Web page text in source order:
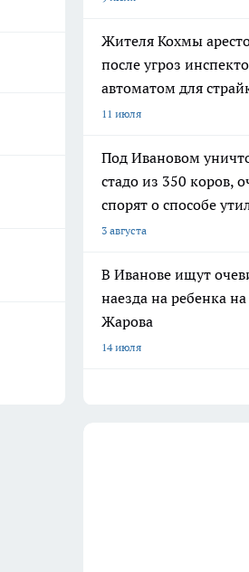
Жителя Кохмы
после угроз
автоматом для
11 июля
Под Ивановом
стадо из 350 коров,
спорят о способе
3 августа
В Иванове ищут
наезда на ребенка
Жарова
14 июля